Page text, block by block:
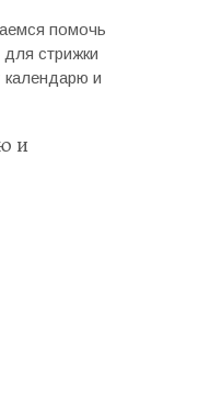
помочь
стрижки
календарю и
и